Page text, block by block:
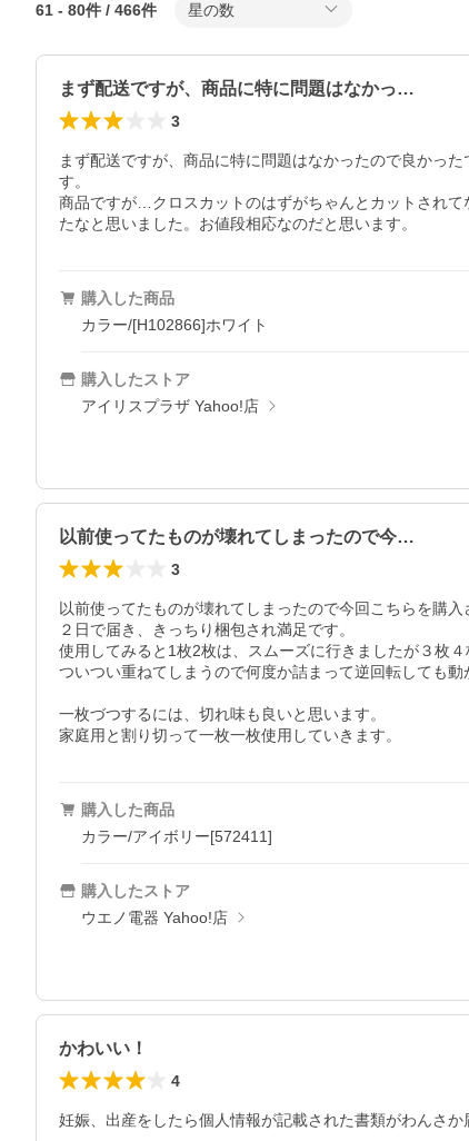
61 - 80件 / 466件 星の数
まず配送ですが、商品に特に問題はなかっ…
3
まず配送ですが、商品に特に問題はなかったので良かっ
す。
商品ですが…クロスカットのはずがちゃんとカットされ
たなと思いました。お値段相応なのだと思います。
購入した商品
カラー/[H102866]ホワイト
購入したストア
アイリスプラザ Yahoo!店
以前使ってたものが壊れてしまったので今…
3
以前使ってたものが壊れてしまったので今回こちらを購入
２日で届き、きっちり梱包され満足です。
使用してみると1枚2枚は、スムーズに行きましたが３枚
ついつい重ねてしまうので何度か詰まって逆回転しても動
一枚づつするには、切れ味も良いと思います。
家庭用と割り切って一枚一枚使用していきます。
購入した商品
カラー/アイボリー[572411]
購入したストア
ウエノ電器 Yahoo!店
かわいい！
4
妊娠、出産をしたら個人情報が記載された書類がわんさ